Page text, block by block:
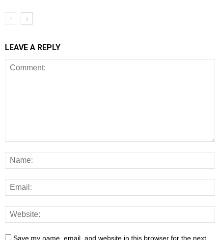
LEAVE A REPLY
Save my name, email, and website in this browser for the next